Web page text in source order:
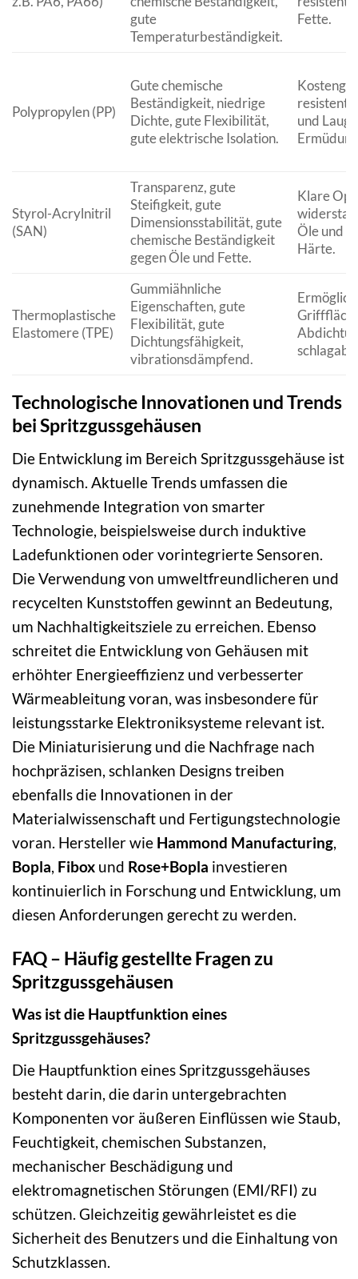
gute
Temperaturbeständigkeit.
Fette.
Polypropylen (PP)
Gute chemische
Beständigkeit, niedrige
Dichte, gute Flexibilität,
gute elektrische Isolation.
resistent
und
Styrol-Acrylnitril
(SAN)
Transparenz, gute
Steifigkeit, gute
Dimensionsstabilität, gute
chemische Beständigkeit
gegen Öle und Fette.
Klare
Öle und
Härte.
Thermoplastische
Elastomere (TPE)
Gummiähnliche
Eigenschaften, gute
Flexibilität, gute
Dichtungsfähigkeit,
vibrationsdämpfend.
Technologische Innovationen und Trends
bei Spritzgussgehäusen
Die Entwicklung im Bereich Spritzgussgehäuse ist
dynamisch. Aktuelle Trends umfassen die
zunehmende Integration von smarter
Technologie, beispielsweise durch induktive
Ladefunktionen oder vorintegrierte Sensoren.
Die Verwendung von umweltfreundlicheren und
recycelten Kunststoffen gewinnt an Bedeutung,
um Nachhaltigkeitsziele zu erreichen. Ebenso
schreitet die Entwicklung von Gehäusen mit
erhöhter Energieeffizienz und verbesserter
Wärmeableitung voran, was insbesondere für
leistungsstarke Elektroniksysteme relevant ist.
Die Miniaturisierung und die Nachfrage nach
hochpräzisen, schlanken Designs treiben
ebenfalls die Innovationen in der
Materialwissenschaft und Fertigungstechnologie
voran. Hersteller wie Hammond Manufacturing,
Bopla, Fibox und Rose+Bopla investieren
kontinuierlich in Forschung und Entwicklung, um
diesen Anforderungen gerecht zu werden.
FAQ – Häufig gestellte Fragen zu
Spritzgussgehäusen
Was ist die Hauptfunktion eines
Spritzgussgehäuses?
Die Hauptfunktion eines Spritzgussgehäuses
besteht darin, die darin untergebrachten
Komponenten vor äußeren Einflüssen wie Staub,
Feuchtigkeit, chemischen Substanzen,
mechanischer Beschädigung und
elektromagnetischen Störungen (EMI/RFI) zu
schützen. Gleichzeitig gewährleistet es die
Sicherheit des Benutzers und die Einhaltung von
Schutzklassen.